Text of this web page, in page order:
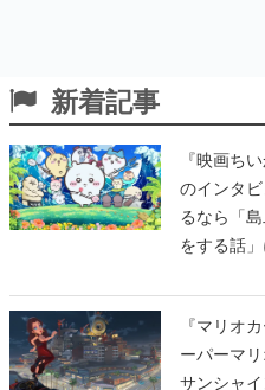
新着記事
『映画ち
のインタ
るなら「
をする話
『マリオ
ーパーマ
サンシャ